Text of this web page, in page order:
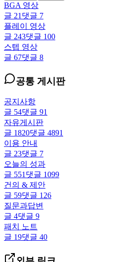
BGA 영상
글 21 댓글 7
플레이 영상
글 243댓글 100
스텝 영상
글 67댓글 8
공통 게시판
공지사항
글 54댓글 91
자유게시판
글 1820댓글 4891
이용 안내
글 23댓글 7
오늘의 성과
글 551댓글 1099
건의 & 제안
글 59댓글 126
질문과답변
글 4댓글 9
패치 노트
글 19댓글 40